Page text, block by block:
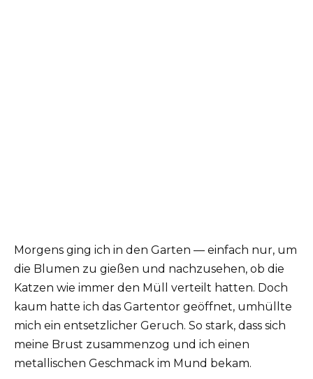
Morgens ging ich in den Garten — einfach nur, um
die Blumen zu gießen und nachzusehen, ob die
Katzen wie immer den Müll verteilt hatten. Doch
kaum hatte ich das Gartentor geöffnet, umhüllte
mich ein entsetzlicher Geruch. So stark, dass sich
meine Brust zusammenzog und ich einen
metallischen Geschmack im Mund bekam.